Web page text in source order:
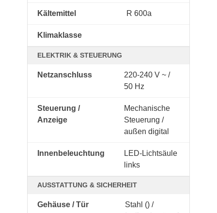
Kältemittel R 600a
Klimaklasse
ELEKTRIK & STEUERUNG
Netzanschluss
220-240 V ~ /
50 Hz
Steuerung /
Anzeige
Mechanische
Steuerung /
außen digital
Innenbeleuchtung
LED-Lichtsäule
links
AUSSTATTUNG & SICHERHEIT
Gehäuse / Tür
Stahl () /